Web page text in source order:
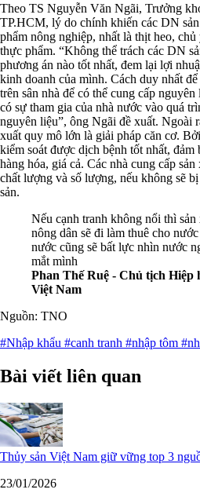
Theo TS Nguyễn Văn Ngãi, Trưởng
TP.HCM, lý do chính khiến các DN
phẩm nông nghiệp, nhất là thịt heo,
thực phẩm. “Không thể trách các DN
phương án nào tốt nhất, đem lại lợi
kinh doanh của mình. Cách duy nhất
trên sân nhà để có thể cung cấp
có sự tham gia của nhà nước vào quá
nguyên liệu”, ông Ngãi đề xuất. Ngoài
xuất quy mô lớn là giải pháp căn cơ.
kiểm soát được dịch bệnh tốt nhất,
hàng hóa, giá cả. Các nhà cung cấp
chất lượng và số lượng, nếu không sẽ
sản.
Nếu cạnh tranh không nổi thì sản
nông dân sẽ đi làm thuê cho
nước cũng sẽ bất lực nhìn nước
mắt mình
Phan Thế Ruệ - Chủ tịch Hiệp
Việt Nam
Nguồn: TNO
#Nhập khẩu #canh tranh #nhập tôm
Bài viết liên quan
Thủy sản Việt Nam giữ vững top 3
23/01/2026